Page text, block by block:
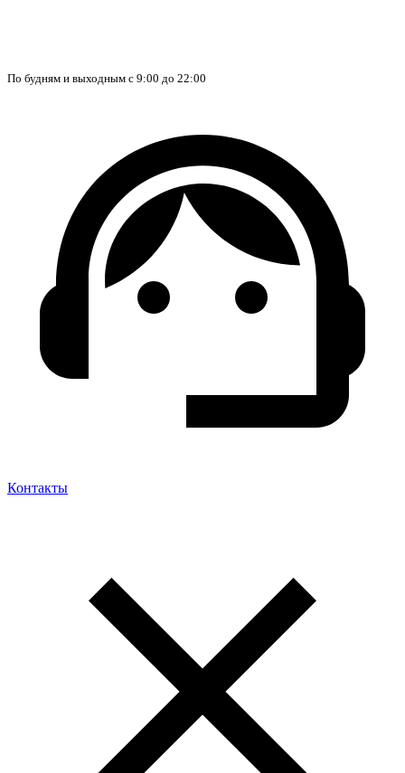
По будням и выходным с 9:00 до 22:00
Контакты